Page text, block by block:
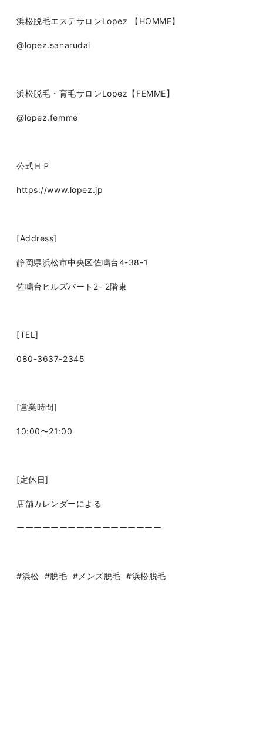
浜松脱毛エステサロンLopez 【HOMME】
@lopez.sanarudai
浜松脱毛・育毛サロンLopez【FEMME】
@lopez.femme
公式ＨＰ
https://www.lopez.jp
[Address]
静岡県浜松市中央区佐鳴台4-38-1
佐鳴台ヒルズパート2- 2階東
[TEL]
080-3637-2345
[営業時間]
10:00〜21:00
[定休日]
店舗カレンダーによる
ーーーーーーーーーーーーーーーーー
#浜松 #脱毛 #メンズ脱毛 #浜松脱毛